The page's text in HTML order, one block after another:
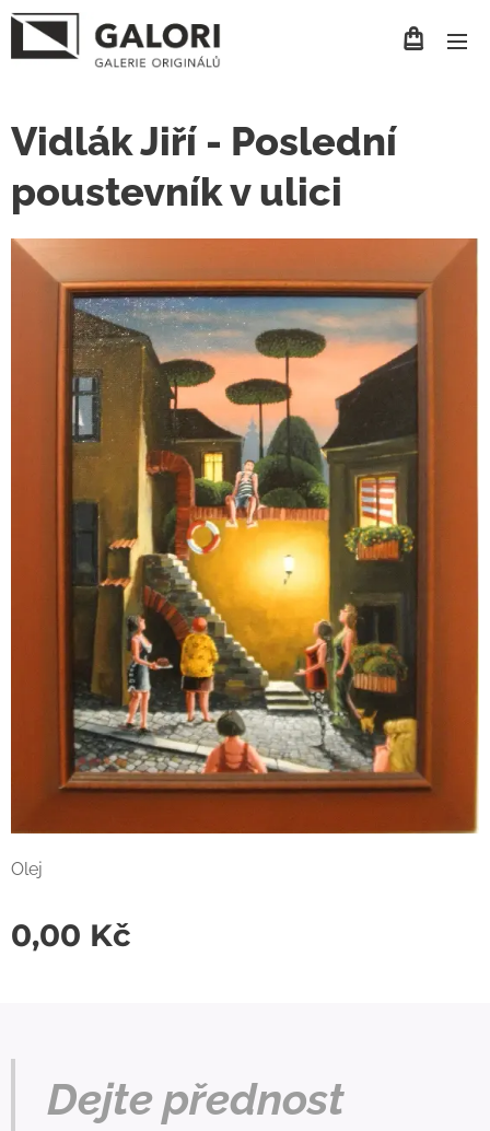
Vidlák Jiří - Poslední
poustevník v ulici
Olej
0,00 Kč
Dejte přednost